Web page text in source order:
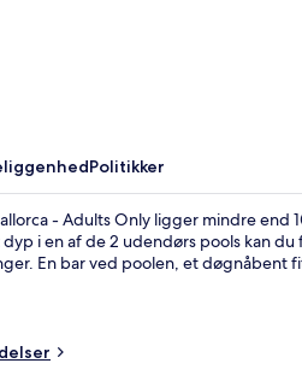
Politikker
- Adults Only ligger mindre end
i en af de 2 udendørs pools kan
En bar ved poolen, et døgnåbent